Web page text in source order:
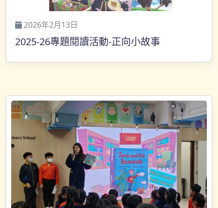
2026年2月13日
2025-26專題閱讀活動-正向小故事